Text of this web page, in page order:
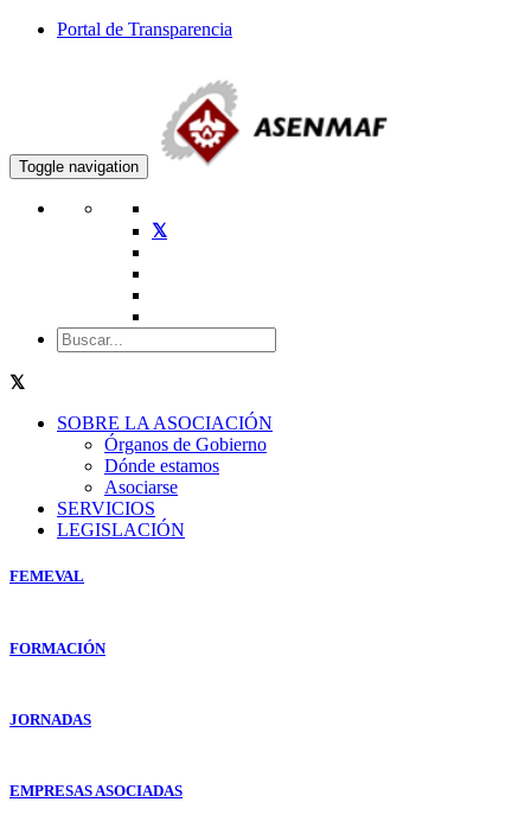
Portal de Transparencia
Toggle navigation
SOBRE LA ASOCIACIÓN
Órganos de Gobierno
Dónde estamos
Asociarse
SERVICIOS
LEGISLACIÓN
FEMEVAL
FORMACIÓN
JORNADAS
EMPRESAS ASOCIADAS